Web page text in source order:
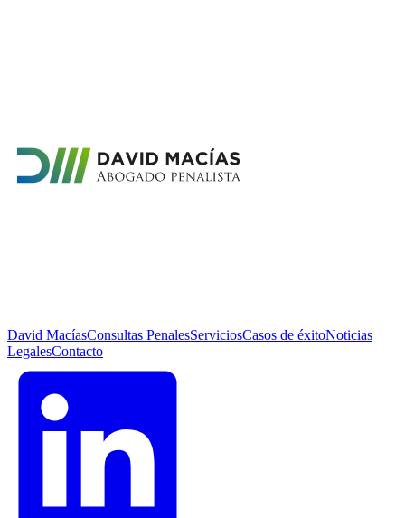
David MacíasConsultas PenalesServiciosCasos de éxitoNoticias
LegalesContacto